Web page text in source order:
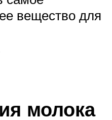
вещество для
молока